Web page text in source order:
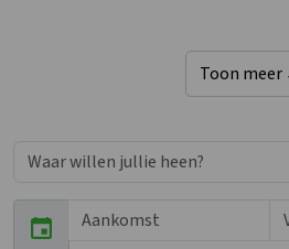
Toon meer